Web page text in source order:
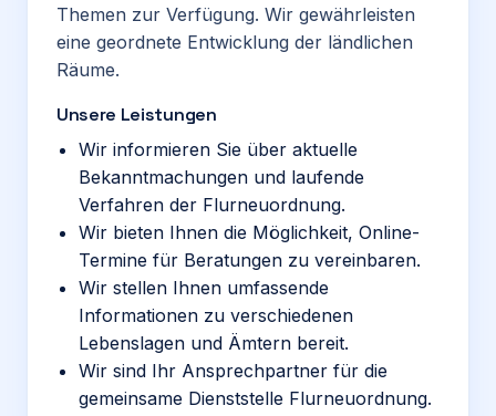
Themen zur Verfügung. Wir gewährleisten
eine geordnete Entwicklung der ländlichen
Räume.
Unsere Leistungen
Wir informieren Sie über aktuelle
Bekanntmachungen und laufende
Verfahren der Flurneuordnung.
Wir bieten Ihnen die Möglichkeit, Online-
Termine für Beratungen zu vereinbaren.
Wir stellen Ihnen umfassende
Informationen zu verschiedenen
Lebenslagen und Ämtern bereit.
Wir sind Ihr Ansprechpartner für die
gemeinsame Dienststelle Flurneuordnung.